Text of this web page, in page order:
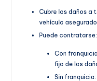
Cubre los daños a
vehículo asegurado.
Puede contratarse:
Con
fija de los
Sin